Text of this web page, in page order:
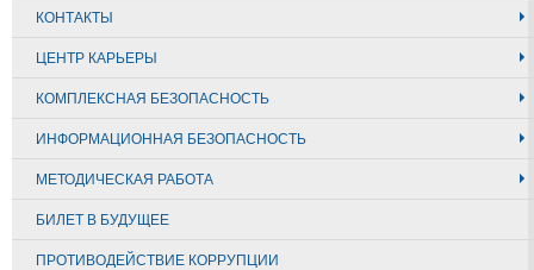
КОНТАКТЫ
ЦЕНТР КАРЬЕРЫ
КОМПЛЕКСНАЯ БЕЗОПАСНОСТЬ
ИНФОРМАЦИОННАЯ БЕЗОПАСНОСТЬ
МЕТОДИЧЕСКАЯ РАБОТА
БИЛЕТ В БУДУЩЕЕ
ПРОТИВОДЕЙСТВИЕ КОРРУПЦИИ